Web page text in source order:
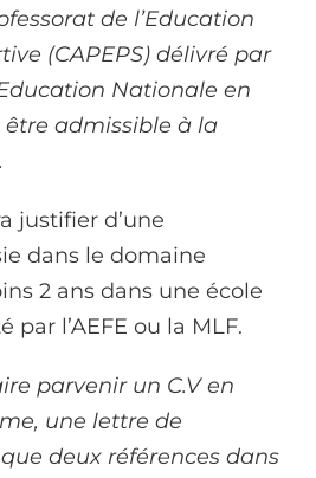
de l’Education
(CAPEPS) délivré par
Nationale en
admissible à la
justifier d’une
dans le domaine
2 ans dans une école
l’AEFE ou la MLF.
parvenir un C.V en
une lettre de
deux références dans